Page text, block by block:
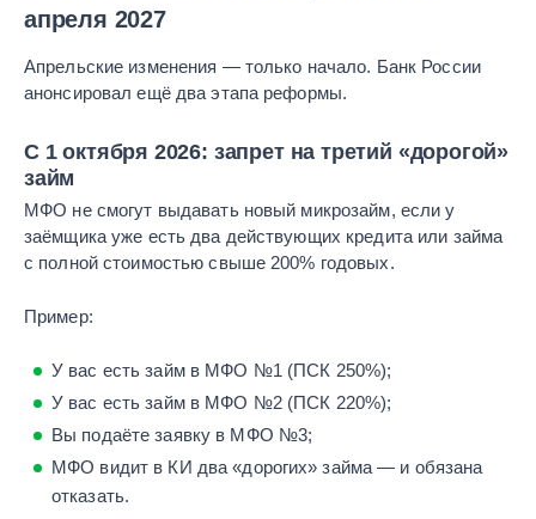
апреля 2027
Апрельские изменения — только начало. Банк России
анонсировал ещё два этапа реформы.
С 1 октября 2026: запрет на третий «дорогой»
займ
МФО не смогут выдавать новый микрозайм, если у
заёмщика уже есть два действующих кредита или займа
с полной стоимостью свыше 200% годовых.
Пример:
У вас есть займ в МФО №1 (ПСК 250%);
У вас есть займ в МФО №2 (ПСК 220%);
Вы подаёте заявку в МФО №3;
МФО видит в КИ два «дорогих» займа — и обязана
отказать.